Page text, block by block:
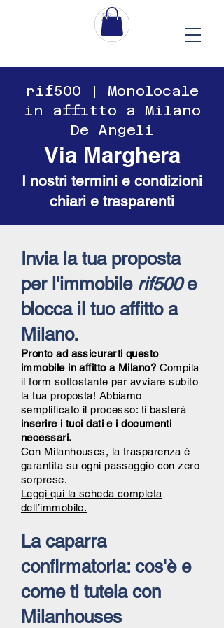
​​rif500 | Monolocale
in affitto a Milano
De Angeli
Via Marghera
I nostri termini e condizioni
chiari e trasparenti
Invia la tua proposta
per l'immobile rif500e
blocca il tuo affitto a
Milano.
Pronto ad assicurarti questo
immobile in affitto a Milano? Compila
il form sottostante per avviare subito
la tua proposta! Abbiamo
semplificato il processo: ti basterà
inserire i tuoi dati e i documenti
necessari.
Con Milanhouses, la trasparenza è
garantita su ogni passaggio con zero
sorprese.
Leggi qui la scheda completa
dell’immobile.
La caparra
confirmatoria: cos'è e
come ti tutela con
Milanhouses